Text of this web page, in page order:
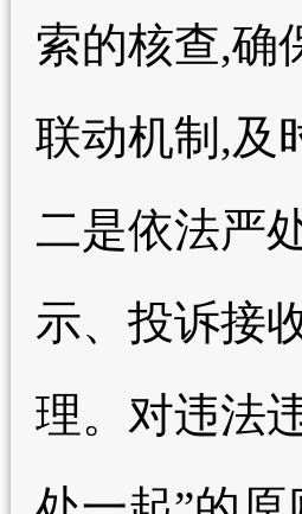
索的核查,确
联动机制,及
二是依法严
示、投诉接
理。对违法